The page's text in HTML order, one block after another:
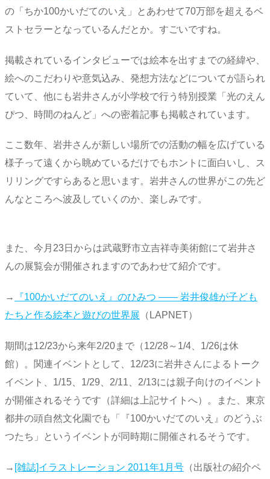
の「ちか100かいだてのいえ」とあわせて70万部を超えるベ
ストセラーとなっているんだとか。すごいですね。
掲載されているインタビューでは絵本を出すまでの経緯や、
絵へのこだわりや意気込み、発想方法などについてが語られ
ていて、他にも岩井さんが小学校で行う特別授業「光のえん
ぴつ、時間のねんど」への密着記事も掲載されています。
ここ数年、岩井さんが新しい場所での活動の幅を広げている
様子って遠くから眺めているだけでもホントに面白いし、ス
リリングですらあると思います。岩井さんの世界がこの先ど
んなところへ波及していくのか、楽しみです。
また、今月23日からは武蔵野市立吉祥寺美術館にて岩井さ
んの展覧会が開催されますのであわせて紹介です。
→
『100かいだてのいえ』のひみつ ―― 岩井俊雄が子ども
たちと作る絵本と遊びの世界展 （LAPNET）
期間は12/23から来年2/20まで（12/28～1/4、1/26は休
館）。関連イベントとして、12/23に岩井さんによるトーク
イベント、1/15、1/29、2/11、2/13には親子向けのイベント
が開催されるそうです（詳細は上記サイトへ）。また、東京
都井の頭自然文化園でも「『100かいだてのいえ』のどうぶ
つたち」というイベントが同時期に開催されるそうです。
→ [雑誌]イラストレーション 2011年1月号 （出版社の紹介ペ